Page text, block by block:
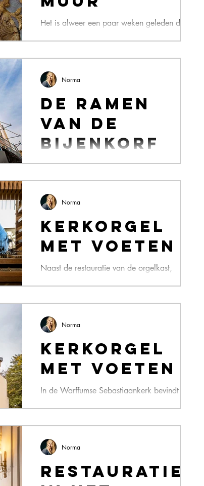
Het is alweer een paar weken geleden dat ik
geboortestad...
De ramen
van de
Bijenkorf
Als Amsterdammer ben ik natuurlijk bekend
vroegere...
Norma
Kerkorgel
met voeten 2
Naast de restauratie van de orgelkast,
orgel van de...
Norma
Kerkorgel
met voeten
In de Warffumse Sebastiaankerk bevindt zich
Heinrich Hermann...
Norma
Restauratie
Norma